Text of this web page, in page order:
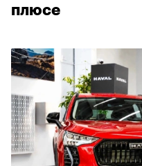
плюсе